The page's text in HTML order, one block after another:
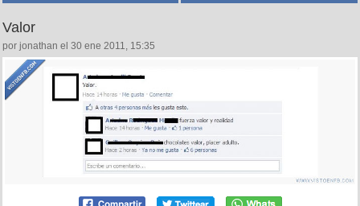
Valor
por jonathan el 30 ene 2011, 15:35